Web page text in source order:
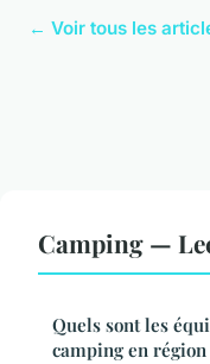
← Voir tous les
Camping —
Quels sont les
camping en